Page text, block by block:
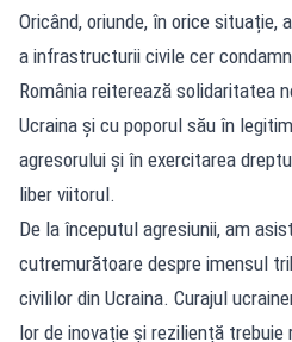
Oricând, oriunde, în orice situație,
a infrastructurii civile cer
România reiterează solidaritatea
Ucraina și cu poporul său în
agresorului și în exercitarea
liber viitorul.
De la începutul agresiunii, am
cutremurătoare despre imensul
civililor din Ucraina. Curajul
lor de inovație și reziliență